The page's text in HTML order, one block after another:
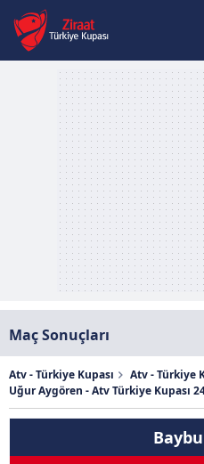
Maç Sonuçları
Atv - Türkiye Kupası
Atv - Türkiye
Uğur Aygören - Atv Türkiye Kupası